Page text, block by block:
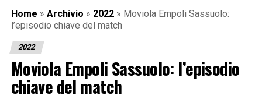
Home » Archivio » 2022 » Moviola Empoli Sassuolo:
l’episodio chiave del match
2022
Moviola Empoli Sassuolo: l’episodio
chiave del match